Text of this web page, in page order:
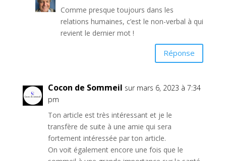
Comme presque toujours dans les
relations humaines, c’est le non-verbal à qui
revient le dernier mot !
Réponse
Cocon de Sommeil sur mars 6, 2023 à 7:34
pm
Ton article est très intéressant et je le
transfère de suite à une amie qui sera
fortement intéressée par ton article.
On voit également encore une fois que le